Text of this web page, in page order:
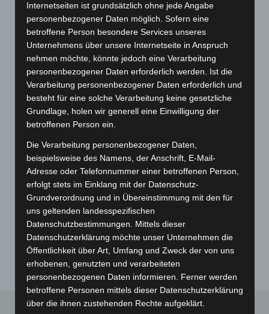
Ihre Anfrage: (Art, Auflage, Format, Seitenzahl, Papier,
Verarbeitung, Versand)
Mit dem Absenden dieses Kontaktformulars akzeptieren
Sie unsere Datenschutzbedingungen.
Senden
Internetseiten ist grundsätzlich ohne jede Angabe
personenbezogener Daten möglich. Sofern eine
betroffene Person besondere Services unseres
Unternehmens über unsere Internetseite in Anspruch
nehmen möchte, könnte jedoch eine Verarbeitung
personenbezogener Daten erforderlich werden. Ist die
Verarbeitung personenbezogener Daten erforderlich und
besteht für eine solche Verarbeitung keine gesetzliche
Grundlage, holen wir generell eine Einwilligung der
betroffenen Person ein.
Die Verarbeitung personenbezogener Daten,
beispielsweise des Namens, der Anschrift, E-Mail-
Adresse oder Telefonnummer einer betroffenen Person,
erfolgt stets im Einklang mit der Datenschutz-
Grundverordnung und in Übereinstimmung mit den für
uns geltenden landesspezifischen
Datenschutzbestimmungen. Mittels dieser
Datenschutzerklärung möchte unser Unternehmen die
Öffentlichkeit über Art, Umfang und Zweck der von uns
erhobenen, genutzten und verarbeiteten
personenbezogenen Daten informieren. Ferner werden
betroffene Personen mittels dieser Datenschutzerklärung
über die ihnen zustehenden Rechte aufgeklärt.